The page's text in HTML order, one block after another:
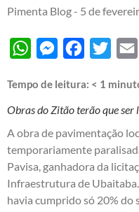
Pimenta Blog - 5 de
WhatsAppMessengerFacebook
Twitter
Tempo de leitura: < 1
Obras do Zitão terão que ser
A obra de pavimentação
temporariamente
Pavisa, ganhadora da
Infraestrutura de
havia cumprido só 20% do